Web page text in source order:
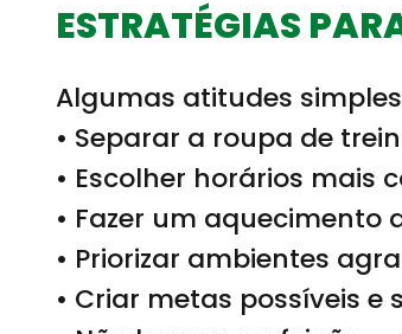
ESTRATÉGIAS
Algumas atitudes
• Separar a roupa de
• Escolher horários mais
• Fazer um aquecimento
• Priorizar ambientes
• Criar metas possíveis e